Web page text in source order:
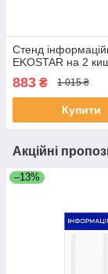
Стенд
EKOSTAR на 2
883 ₴ 1 015 ₴
Купити
Акційні
–13%